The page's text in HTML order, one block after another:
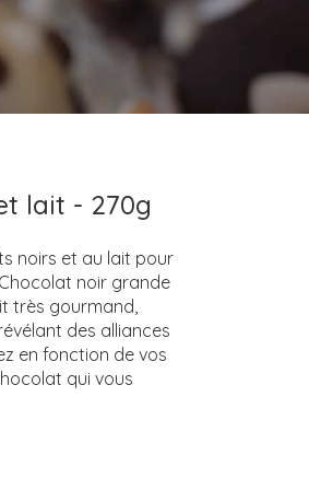
lait - 270g
noirs et au lait pour
noir grande
très gourmand,
des alliances
en fonction de vos
qui vous